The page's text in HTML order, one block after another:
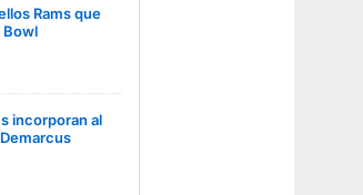
Rams que
Bowl
incorporan al